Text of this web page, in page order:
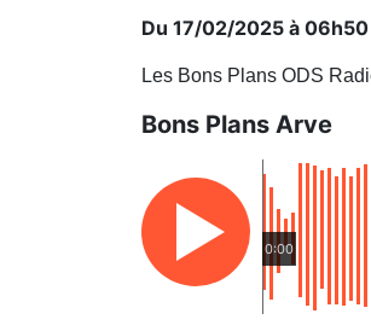
Du 17/02/2025 à 06h50
Les Bons Plans ODS
Bons Plans Arve
0:00